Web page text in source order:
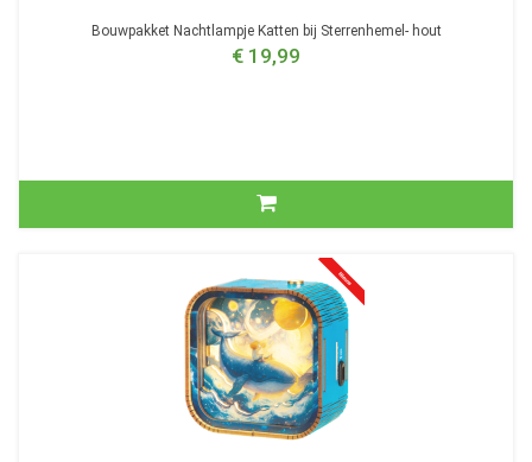
Bouwpakket Nachtlampje Katten bij Sterrenhemel- hout
€ 19,99